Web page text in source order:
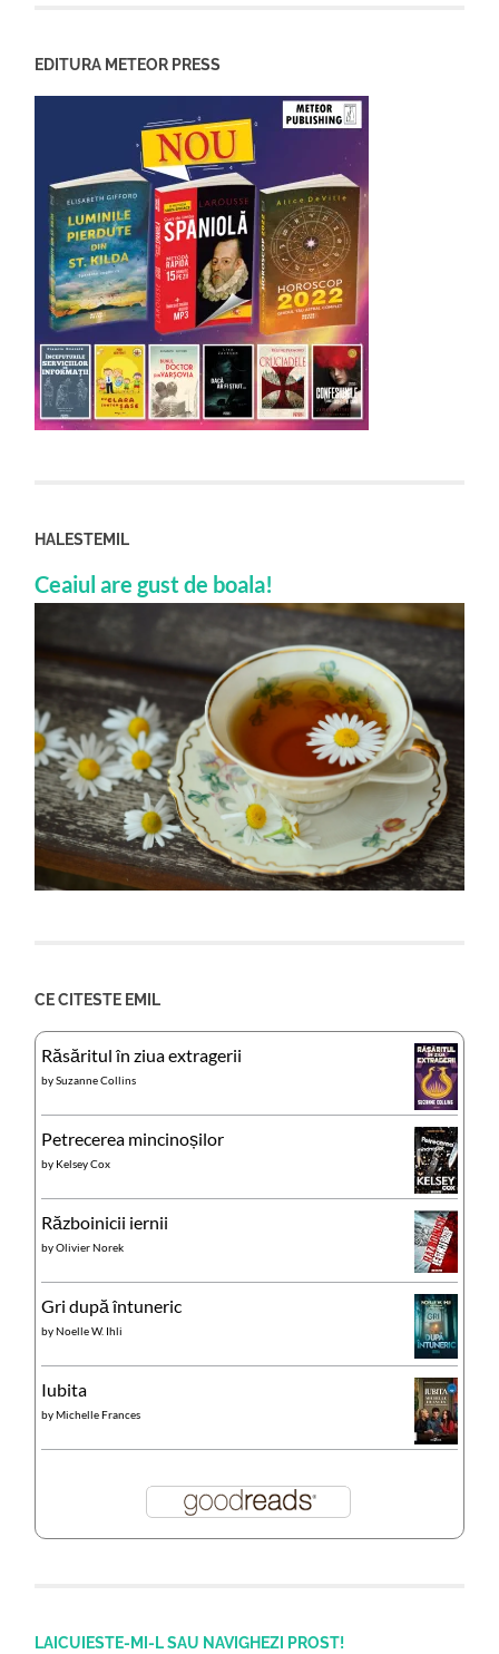
EDITURA METEOR PRESS
HALESTEMIL
Ceaiul are gust de boala!
CE CITESTE EMIL
Răsăritul în ziua extragerii
bySuzanne Collins
Petrecerea mincinoșilor
by Kelsey Cox
Războinicii iernii
byOlivier Norek
Gri după întuneric
byNoelle W. Ihli
Iubita
byMichelle Frances
LAICUIESTE-MI-L SAU NAVIGHEZI PROST!